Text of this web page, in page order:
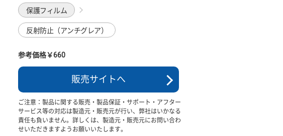
保護フィルム
反射防止（アンチグレア）
参考価格￥660
販売サイトへ
ご注意：製品に関する販売・製品保証・サポート・アフター
サービス等の対応は製造元・販売元が行い、弊社はいかなる
責任も負いません。詳しくは、製造元・販売元にお問い合わ
せいただきますようお願いいたします。